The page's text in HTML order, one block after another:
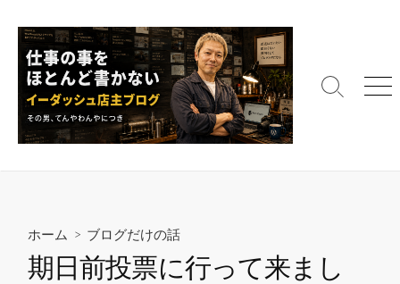
キ
検
メ
ホーム > ブログだけの話
期日前投票に行って来まし